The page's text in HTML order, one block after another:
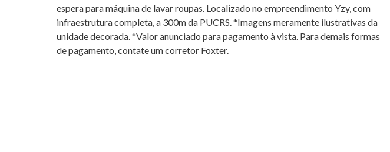
espera para máquina de lavar roupas. Localizado no empreendimento Yzy, com
infraestrutura completa, a 300m da PUCRS. *Imagens meramente ilustrativas da
unidade decorada. *Valor anunciado para pagamento à vista. Para demais formas
de pagamento, contate um corretor Foxter.